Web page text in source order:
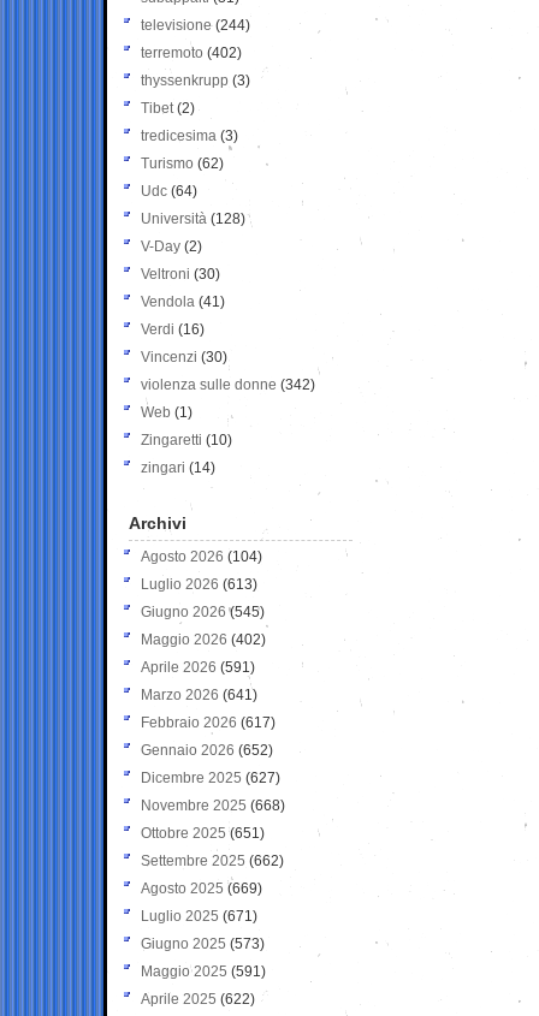
televisione(244)
terremoto (402)
thyssenkrupp (3)
Tibet(2)
tredicesima (3)
Turismo (62)
Udc (64)
Università (128)
V-Day (2)
Veltroni (30)
Vendola (41)
Verdi (16)
Vincenzi (30)
violenza sulle donne (342)
Web (1)
Zingaretti (10)
zingari (14)
Archivi
Agosto 2026 (104)
Luglio 2026 (613)
Giugno 2026 (545)
Maggio 2026 (402)
Aprile 2026 (591)
Marzo 2026 (641)
Febbraio 2026 (617)
Gennaio 2026 (652)
Dicembre 2025 (627)
Novembre 2025 (668)
Ottobre 2025 (651)
Settembre 2025 (662)
Agosto 2025 (669)
Luglio 2025 (671)
Giugno 2025 (573)
Maggio 2025 (591)
Aprile 2025 (622)